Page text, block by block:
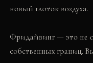
новый глоток воздуха.
Фридайвинг — это не
собственных границ.